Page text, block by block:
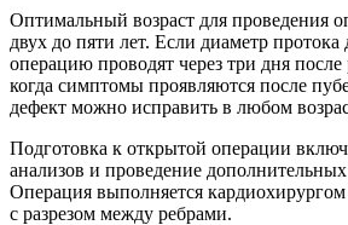
Оптимальный возраст для проведения
двух до пяти лет. Если диаметр протока
операцию проводят через три дня
когда симптомы проявляются после
дефект можно исправить в любом
Подготовка к открытой операции
анализов и проведение
Операция выполняется
с разрезом между ребрами.